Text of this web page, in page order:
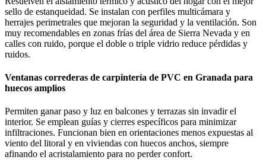
sello de estanqueidad. Se instalan con perfiles multicámara y
herrajes perimetrales que mejoran la seguridad y la ventilación. Son
muy recomendables en zonas frías del área de Sierra Nevada y en
calles con ruido, porque el doble o triple vidrio reduce pérdidas y
ruidos.
Ventanas correderas de carpintería de PVC en Granada para
huecos amplios
Permiten ganar paso y luz en balcones y terrazas sin invadir el
interior. Se emplean guías y cierres específicos para minimizar
infiltraciones. Funcionan bien en orientaciones menos expuestas al
viento del litoral y en viviendas con huecos anchos, siempre
afinando el acristalamiento para no perder confort.